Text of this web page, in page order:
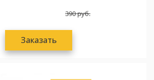
390руб.
Заказать